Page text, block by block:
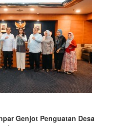
Genjot Penguatan Desa